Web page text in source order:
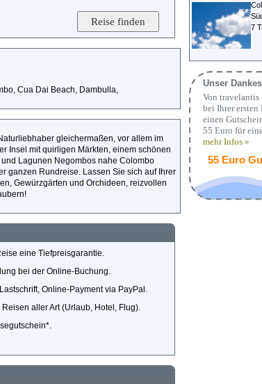
Cua Dai Beach, Dambulla,
gleichermaßen, vor allem im
Insel mit quirligen Märkten, einem schönen
Lagunen Negombos nahe Colombo
ganzen Rundreise. Lassen Sie sich auf Ihrer
Gewürzgärten und Orchideen, reizvollen
eine Tiefpreisgarantie.
bei der Online-Buchung.
Online-Payment via PayPal.
aller Art (Urlaub, Hotel, Flug).
7
Unser
Von travelantis
bei Ihrer ersten
einen
55 Euro für
mehr Infos »
55 Euro